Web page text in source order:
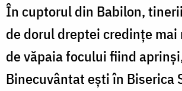
În cuptorul din Babilon,
de dorul dreptei credinţe
de văpaia focului fiind
Binecuvân­tat eşti în Biserica